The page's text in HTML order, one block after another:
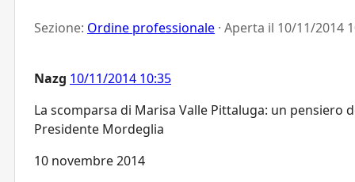
Sezione: Ordine professionale · Aperta il 10/11/2014
Nazg 10/11/2014 10:35
La scomparsa di Marisa Valle Pittaluga: un pensiero
Presidente Mordeglia
10 novembre 2014